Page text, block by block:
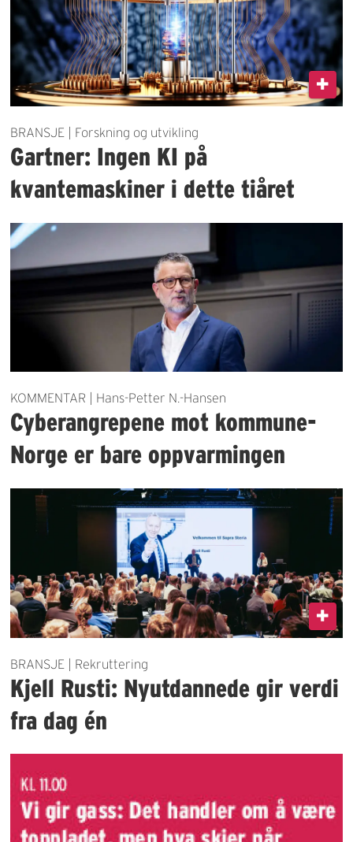
BRANSJE | Forskning og utvikling
Gartner: Ingen KI på
kvantemaskiner i dette tiåret
KOMMENTAR | Hans-Petter N.-Hansen
Cyberangrepene mot kommune-
Norge er bare oppvarmingen
BRANSJE | Rekruttering
Kjell Rusti: Nyutdannede gir verdi
fra dag én